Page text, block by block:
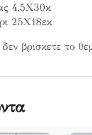
4,5Χ30κ
25Χ18εκ
βρισκετε το